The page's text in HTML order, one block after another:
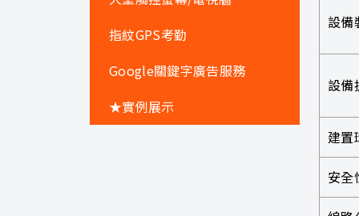
指紋GPS考勤
Google關鍵字廣告服務
★實例展示
設備
設備
建置
安全